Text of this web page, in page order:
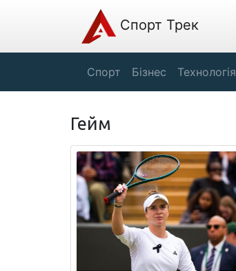
Спорт Трек
Спорт Бізнес Технологія
Гейм